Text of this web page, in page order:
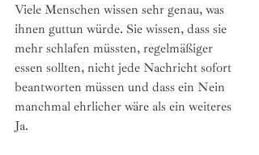
Viele Menschen wissen sehr genau, was
ihnen guttun würde. Sie wissen, dass sie
mehr schlafen müssten, regelmäßiger
essen sollten, nicht jede Nachricht sofort
beantworten müssen und dass ein Nein
manchmal ehrlicher wäre als ein weiteres
Ja.